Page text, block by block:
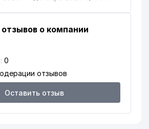
ООО
о компании
0
отзывов
Оставить отзыв